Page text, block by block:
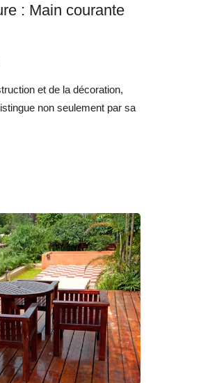
: Main courante
et de la décoration,
non seulement par sa